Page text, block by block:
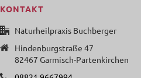
Nochmals danke
für das spitzen Seminar gestern.
Die kleine Gruppe war nur von
KONTAKT
Naturheilpraxis Buchberger
Hindenburgstraße 47
82467 Garmisch-Partenkirchen